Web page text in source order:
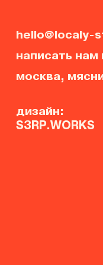
hello@localy-
написать нам
москва,
дизайн:
S3RP.WORKS